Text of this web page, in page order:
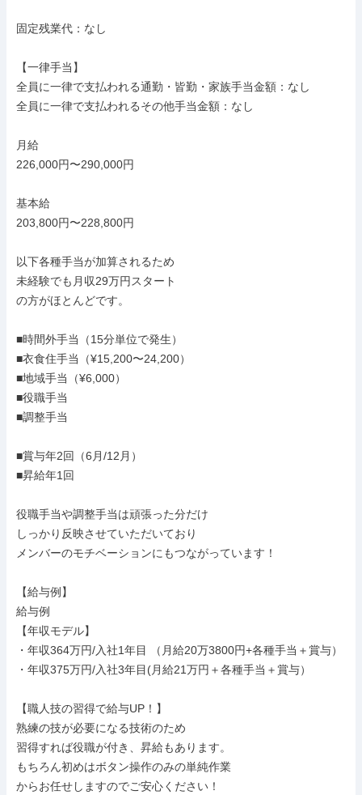
固定残業代：なし
【一律手当】
全員に一律で支払われる通勤・皆勤・家族手当金額：なし
全員に一律で支払われるその他手当金額：なし
月給
226,000円〜290,000円
基本給
203,800円〜228,800円
以下各種手当が加算されるため
未経験でも月収29万円スタート
の方がほとんどです。
■時間外手当（15分単位で発生）
■衣食住手当（¥15,200〜24,200）
■地域手当（¥6,000）
■役職手当
■調整手当
■賞与年2回（6月/12月）
■昇給年1回
役職手当や調整手当は頑張った分だけ
しっかり反映させていただいており
メンバーのモチベーションにもつながっています！
【給与例】
給与例
【年収モデル】
・年収364万円/入社1年目 （月給20万3800円+各種手当＋賞与）
・年収375万円/入社3年目(月給21万円＋各種手当＋賞与）
【職人技の習得で給与UP！】
熟練の技が必要になる技術のため
習得すれば役職が付き、昇給もあります。
もちろん初めはボタン操作のみの単純作業
からお任せしますのでご安心ください！